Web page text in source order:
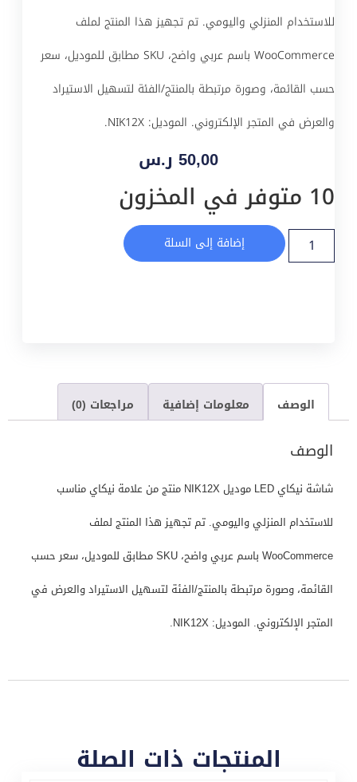
للاستخدام المنزلي واليومي. تم تجهيز هذا المنتج لملف
WooCommerce باسم عربي واضح، SKU مطابق للموديل، سعر
حسب القائمة، وصورة مرتبطة بالمنتج/الفئة لتسهيل الاستيراد
والعرض في المتجر الإلكتروني. الموديل: NIK12X.
50,00 ر.س
10 متوفر في المخزون
إضافة إلى السلة
الوصف معلومات إضافية مراجعات (0)
الوصف
شاشة نيكاي LED موديل NIK12X منتج من علامة نيكاي مناسب
للاستخدام المنزلي واليومي. تم تجهيز هذا المنتج لملف
WooCommerce باسم عربي واضح، SKU مطابق للموديل، سعر حسب
القائمة، وصورة مرتبطة بالمنتج/الفئة لتسهيل الاستيراد والعرض في
المتجر الإلكتروني. الموديل: NIK12X.
المنتجات ذات الصلة